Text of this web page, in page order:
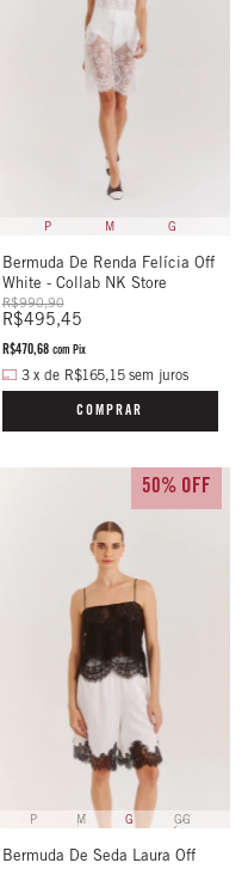
P M G
Bermuda De Renda Felícia Off
White - Collab NK Store
R$990,90
R$495,45
R$470,68 com Pix
3 x de R$165,15 sem juros
COMPRAR
P M G GG
Bermuda De Seda Laura Off
50% OFF